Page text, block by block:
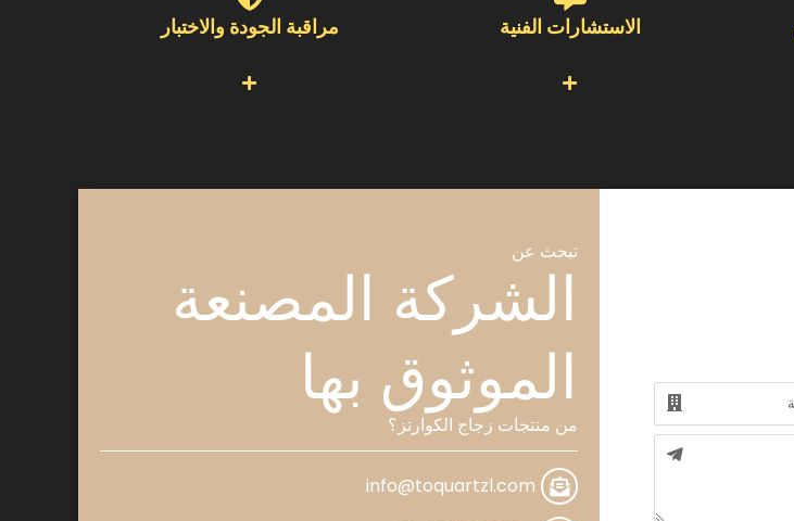
الاستشارات الفنية مراقبة الجودة والاختبار
تبحث عن
الشركة المصنعة
الموثوق بها
من منتجات زجاج الكوارتز؟
info@toquartzl.com